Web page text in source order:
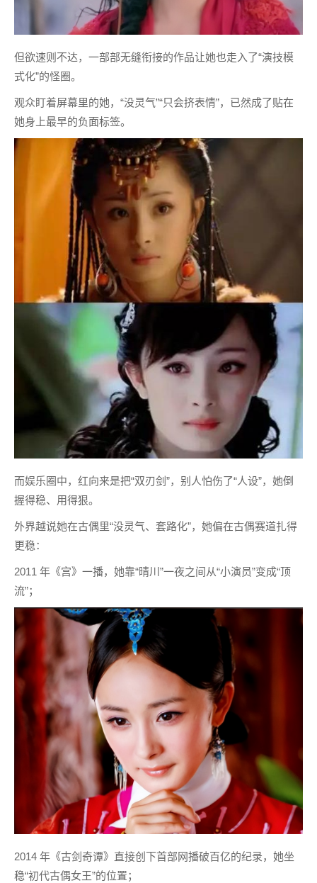
但欲速则不达，一部部无缝衔接的作品让她也走入了“演技模
式化”的怪圈。
观众盯着屏幕里的她，“没灵气”“只会挤表情”，已然成了贴在
她身上最早的负面标签。
而娱乐圈中，红向来是把“双刃剑”，别人怕伤了“人设”，她倒
握得稳、用得狠。
外界越说她在古偶里“没灵气、套路化”，她偏在古偶赛道扎得
更稳：
2011 年《宫》一播，她靠“晴川”一夜之间从“小演员”变成“顶
流”；
2014 年《古剑奇谭》直接创下首部网播破百亿的纪录，她坐
稳“初代古偶女王”的位置；